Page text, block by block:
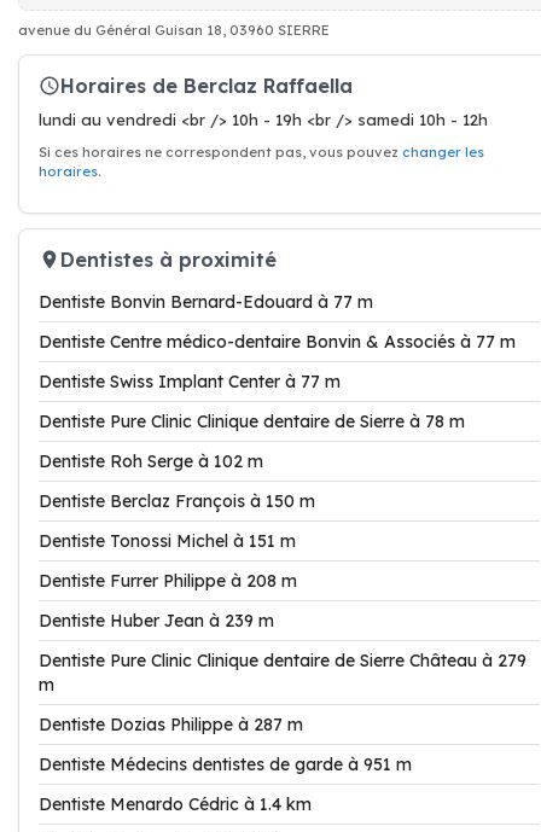
avenue du Général Guisan 18, 03960 SIERRE
Horaires de Berclaz Raffaella
lundi au vendredi <br /> 10h - 19h <br /> samedi 10h - 12h
Si ces horaires ne correspondent pas, vous pouvez changer les
horaires.
Dentistes à proximité
Dentiste Bonvin Bernard-Edouard à 77 m
Dentiste Centre médico-dentaire Bonvin & Associés à 77 m
Dentiste Swiss Implant Center à 77 m
Dentiste Pure Clinic Clinique dentaire de Sierre à 78 m
Dentiste Roh Serge à 102 m
Dentiste Berclaz François à 150 m
Dentiste Tonossi Michel à 151 m
Dentiste Furrer Philippe à 208 m
Dentiste Huber Jean à 239 m
Dentiste Pure Clinic Clinique dentaire de Sierre Château à 279
m
Dentiste Dozias Philippe à 287 m
Dentiste Médecins dentistes de garde à 951 m
Dentiste Menardo Cédric à 1.4 km